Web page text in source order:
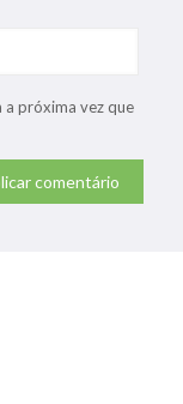
a próxima vez que